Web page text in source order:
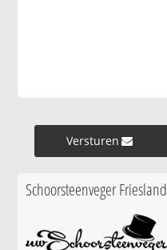
Versturen »
Schoorsteenveger Friesland